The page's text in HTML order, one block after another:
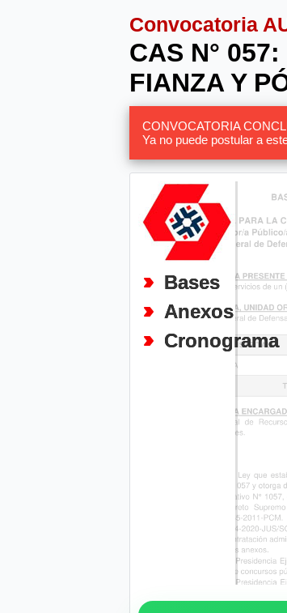
Convocatoria
CAS N°
FIANZA Y
CONVOCATORIA
Ya no puede postular a
Bases
Anexos
Cronograma